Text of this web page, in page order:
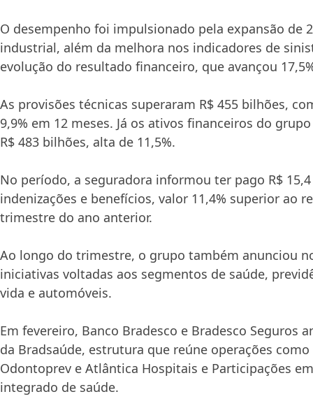
O desempenho foi impulsionado pela expansão de
industrial, além da melhora nos indicadores de
evolução do resultado financeiro, que avançou
As provisões técnicas superaram R$ 455 bilhões,
9,9% em 12 meses. Já os ativos financeiros do
R$ 483 bilhões, alta de 11,5%.
No período, a seguradora informou ter pago R$
indenizações e benefícios, valor 11,4% superior ao
trimestre do ano anterior.
Ao longo do trimestre, o grupo também anunciou
iniciativas voltadas aos segmentos de saúde,
vida e automóveis.
Em fevereiro, Banco Bradesco e Bradesco Seguros
da Bradsaúde, estrutura que reúne operações como
Odontoprev e Atlântica Hospitais e Participações
integrado de saúde.